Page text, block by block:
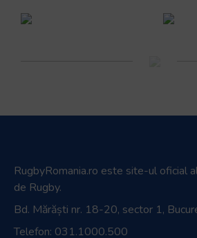
RugbyRomania.ro este site-ul oficial
de Rugby.
Bd. Mărăști nr. 18-20, sector 1,
Telefon: 031.1000.500